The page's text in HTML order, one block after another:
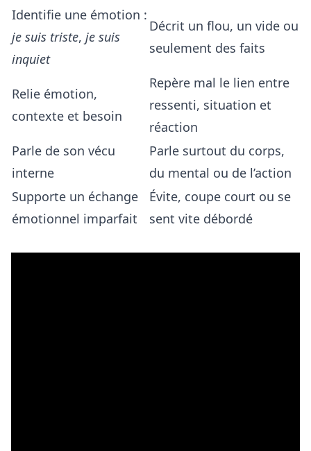
Identifie une émotion :
je suis triste, je suis
inquiet
Décrit un flou, un vide ou
seulement des faits
Relie émotion,
contexte et besoin
Repère mal le lien entre
ressenti, situation et
réaction
Parle de son vécu
interne
Parle surtout du corps,
du mental ou de l’action
Supporte un échange
émotionnel imparfait
Évite, coupe court ou se
sent vite débordé